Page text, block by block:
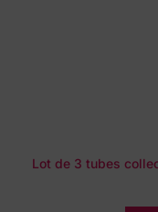
Lot de 3 tubes